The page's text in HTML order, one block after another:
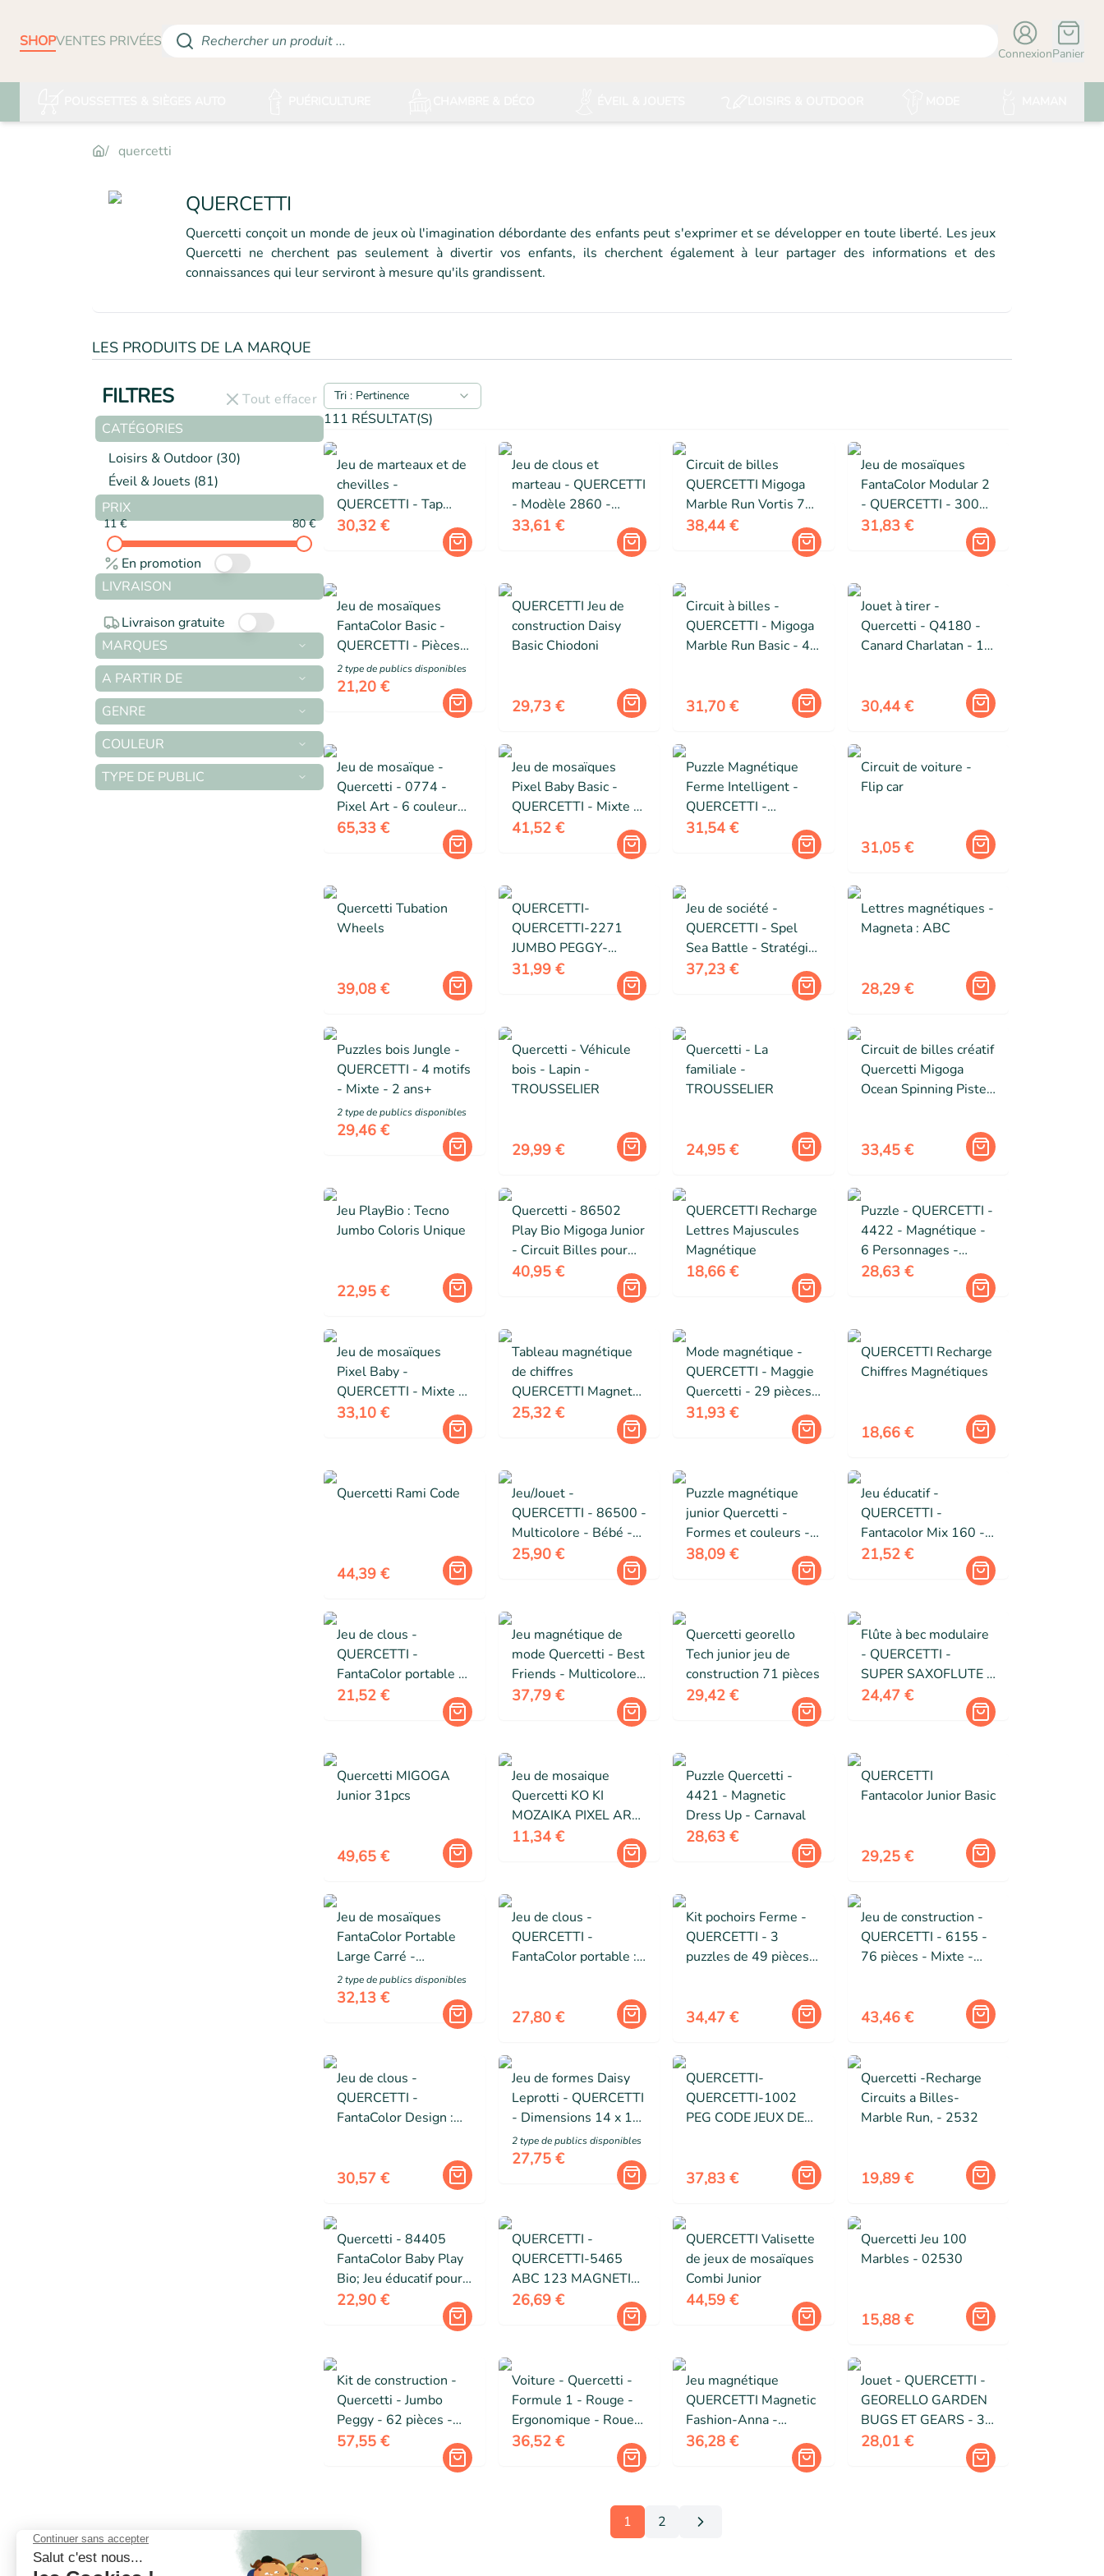
SHOPVENTES PRIVÉES Rechercher un produit ...
ConnexionPanier
quercetti
QUERCETTI
Quercetti conçoit un monde de jeux où l'imagination débordante des enfants peut s'exprimer et se développer en toute liberté. Les jeux
Quercetti ne cherchent pas seulement à divertir vos enfants, ils cherchent également à leur partager des informations et des
connaissances qui leur serviront à mesure qu'ils grandissent.
LES PRODUITS DE LA MARQUE
FILTRES
Tout effacer
CATÉGORIES
Loisirs & Outdoor (30)
Éveil & Jouets (81)
PRIX
11 € 80 €
En promotion
LIVRAISON
Livraison gratuite
MARQUES
A PARTIR DE
GENRE
COULEUR
TYPE DE PUBLIC
Tri : Pertinence
111 RÉSULTAT(S)
Jeu de marteaux et de
chevilles -
QUERCETTI - Tap
Nourriture - Matériaux
innovants - 3 ans -
30,32 €
Jeu de clous et
marteau - QUERCETTI
- Modèle 2860 -
Thème animal - 48
pièces - 3 ans et plus
33,61 €
Circuit de billes
QUERCETTI Migoga
Marble Run Vortis 75
pièces - Piste pour
enfant de 5 ans et
38,44 €
Jeu de mosaïques
FantaColor Modular 2
- QUERCETTI - 300
boutons - Mixte - 4
31,83 €
Jeu de mosaïques
FantaColor Basic -
QUERCETTI - Pièces
de 15 mm - Mixte
2type de publics disponibles
21,20 €
QUERCETTI Jeu de
construction Daisy
Basic Chiodoni
29,73 €
Circuit à billes -
QUERCETTI - Migoga
Marble Run Basic - 45
31,70 €
Jouet à tirer -
Quercetti - Q4180 -
Canard Charlatan - 12
30,44 €
Jeu de mosaïque -
Quercetti - 0774 -
Pixel Art - 6 couleurs
- À partir de 5 ans
65,33 €
Jeu de mosaïques
Pixel Baby Basic -
QUERCETTI - Mixte -
Dimensions 36 x 28 x
41,52 €
Puzzle Magnétique
Ferme Intelligent -
QUERCETTI -
Animaux - 12 pièces -
Enfant - Intérieur - 3
31,54 €
Circuit de voiture -
Flip car
31,05 €
Quercetti Tubation
Wheels
39,08 €
QUERCETTI-
QUERCETTI-2271
JUMBO PEGGY-
JOUETS D'ACTIVITÉ
ET DE DÉVELOPPE
31,99 €
Jeu de société -
QUERCETTI - Spel
Sea Battle - Stratégie
- Déduction - 2
37,23 €
Lettres magnétiques -
Magneta : ABC
28,29 €
Puzzles bois Jungle -
QUERCETTI - 4 motifs
- Mixte - 2 ans+
2type de publics disponibles
29,46 €
Quercetti - Véhicule
bois - Lapin -
TROUSSELIER
29,99 €
Quercetti - La
familiale -
TROUSSELIER
24,95 €
Circuit de billes créatif
Quercetti Migoga
Ocean Spinning Piste
33,45 €
Jeu PlayBio : Tecno
Jumbo Coloris Unique
22,95 €
Quercetti - 86502
Play Bio Migoga Junior
- Circuit Billes pour
Bébé
40,95 €
QUERCETTI Recharge
Lettres Majuscules
Magnétique
18,66 €
Puzzle - QUERCETTI -
4422 - Magnétique -
6 Personnages -
Thème Contes
28,63 €
Jeu de mosaïques
Pixel Baby -
QUERCETTI - Mixte -
A partir de 18 mois -
Dimensions 34 x 29 x
33,10 €
Tableau magnétique
de chiffres
QUERCETTI Magneta
123 pour enfants de 4
25,32 €
Mode magnétique -
QUERCETTI - Maggie
Quercetti - 29 pièces -
À partir de 3 ans -
31,93 €
QUERCETTI Recharge
Chiffres Magnétiques
18,66 €
Quercetti Rami Code
44,39 €
Jeu/Jouet -
QUERCETTI - 86500 -
Multicolore - Bébé -
Mixte
25,90 €
Puzzle magnétique
junior Quercetti -
Formes et couleurs -
Paysage et nature -
38,09 €
Jeu éducatif -
QUERCETTI -
Fantacolor Mix 160 -
Valisette compacte -
21,52 €
Jeu de clous -
QUERCETTI -
FantaColor portable -
150 pions - 1 grille -
1 livret de modèles
21,52 €
Jeu magnétique de
mode Quercetti - Best
Friends - Multicolore -
Enfant Mixte
37,79 €
Quercetti georello
Tech junior jeu de
construction 71 pièces
29,42 €
Flûte à bec modulaire
- QUERCETTI -
SUPER SAXOFLUTE -
Enfant - Intérieur - 2
24,47 €
Quercetti MIGOGA
Junior 31pcs
49,65 €
Jeu de mosaique
Quercetti KO KI
MOZAIKA PIXEL ART
400 SZT - ZIELONY
11,34 €
Puzzle Quercetti -
4421 - Magnetic
Dress Up - Carnaval
28,63 €
QUERCETTI
Fantacolor Junior Basic
29,25 €
Jeu de mosaïques
FantaColor Portable
Large Carré -
QUERCETTI - Mixte -
A partir de 4 ans
2type de publics disponibles
32,13 €
Jeu de clous -
QUERCETTI -
FantaColor portable :
Enfant - Coloris variés
- ø 1 cm - 4 ans
27,80 €
Kit pochoirs Ferme -
QUERCETTI - 3
puzzles de 49 pièces -
1 album et 1 valisette
34,47 €
Jeu de construction -
QUERCETTI - 6155 -
76 pièces - Mixte -
43,46 €
Jeu de clous -
QUERCETTI -
FantaColor Design :
Enfant - Coloris variés
- Intérieur
30,57 €
Jeu de formes Daisy
Leprotti - QUERCETTI
- Dimensions 14 x 16
x 9 cm - Multicolore -
Mixte
2 type de publics disponibles
27,75 €
QUERCETTI-
QUERCETTI-1002
PEG CODE JEUX DE
CODAGE,
37,83 €
Quercetti -Recharge
Circuits a Billes-
Marble Run, - 2532
19,89 €
Quercetti - 84405
FantaColor Baby Play
Bio; Jeu éducatif pour
Le Premier âge
22,90 €
QUERCETTI -
QUERCETTI-5465
ABC 123 MAGNETIC,
MULTICOLORE, 106
26,69 €
QUERCETTI Valisette
de jeux de mosaïques
Combi Junior
44,59 €
Quercetti Jeu 100
Marbles - 02530
15,88 €
Kit de construction -
Quercetti - Jumbo
Peggy - 62 pièces -
Multicolore - À
monter soi-même
57,55 €
Voiture - Quercetti -
Formule 1 - Rouge -
Ergonomique - Roues
en mousse EVA
36,52 €
Jeu magnétique
QUERCETTI Magnetic
Fashion-Anna -
Multicolore
36,28 €
Jouet - QUERCETTI -
GEORELLO GARDEN
BUGS ET GEARS - 30
pièces - Multicolore -
28,01 €
1 2